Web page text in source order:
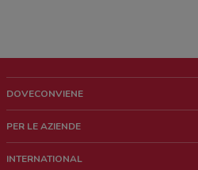
DOVECONVIENE
Chi siamo
PER LE AZIENDE
INTERNATIONAL